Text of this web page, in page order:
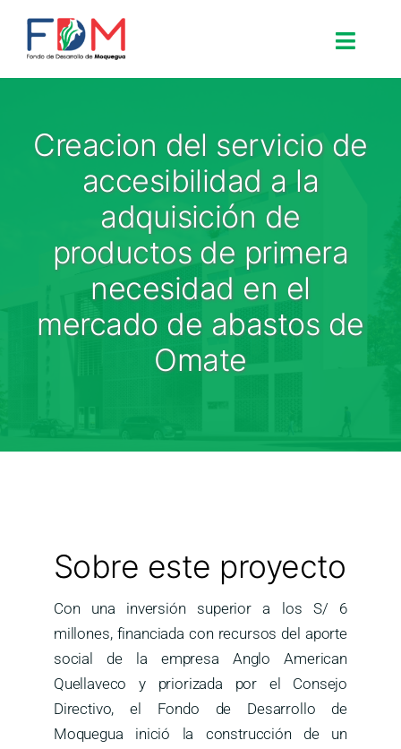
Search for:
Inicio
Nosotros
Proyectos
Procesos
Creacion del servicio de
accesibilidad a la
adquisición de
productos de primera
necesidad en el
mercado de abastos de
Omate
Sobre este proyecto
Con una inversión superior a los S/ 6
millones, financiada con recursos del aporte
social de la empresa Anglo American
Quellaveco y priorizada por el Consejo
Directivo, el Fondo de Desarrollo de
Moquegua inició la construcción de un